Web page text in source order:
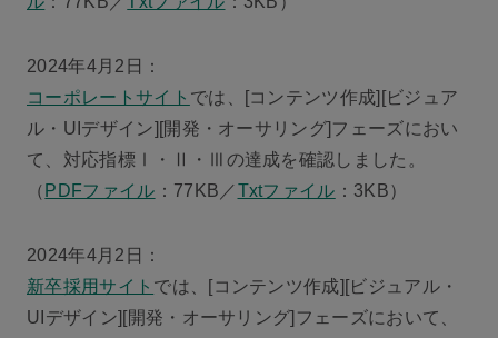
2024年4月2日：
コーポレートサイト では、[コンテンツ作成][ビジュア
ル・UIデザイン][開発・オーサリング]フェーズにおい
て、対応指標Ⅰ・Ⅱ・Ⅲの達成を確認しました。
（ PDFファイル ：77KB／Txtファイル ：3KB）
2024年4月2日：
新卒採用サイト では、[コンテンツ作成][ビジュアル・
UIデザイン][開発・オーサリング]フェーズにおいて、